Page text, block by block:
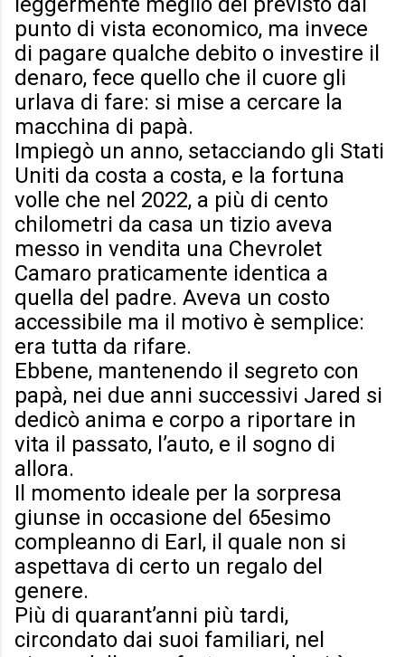
punto di vista economico, ma invece
di pagare qualche debito o investire il
denaro, fece quello che il cuore gli
urlava di fare: si mise a cercare la
macchina di papà.
Impiegò un anno, setacciando gli Stati
Uniti da costa a costa, e la fortuna
volle che nel 2022, a più di cento
chilometri da casa un tizio aveva
messo in vendita una Chevrolet
Camaro praticamente identica a
quella del padre. Aveva un costo
accessibile ma il motivo è semplice:
era tutta da rifare.
Ebbene, mantenendo il segreto con
papà, nei due anni successivi Jared si
dedicò anima e corpo a riportare in
vita il passato, l’auto, e il sogno di
allora.
Il momento ideale per la sorpresa
giunse in occasione del 65esimo
compleanno di Earl, il quale non si
aspettava di certo un regalo del
genere.
Più di quarant’anni più tardi,
circondato dai suoi familiari, nel